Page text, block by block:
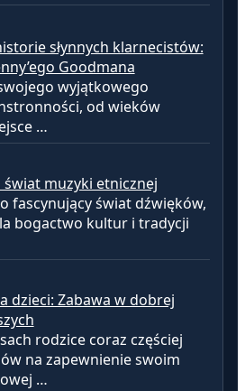
słynnych klarnecistów:
Goodmana
wyjątkowego
od wieków
…
muzyki etnicznej
fascynujący świat dźwięków,
bogactwo kultur i tradycji
dzieci: Zabawa w dobrej
rodzice coraz częściej
na zapewnienie swoim
…